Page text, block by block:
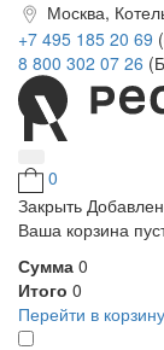
Москва,
+7 495 185 20 69
8 800 302 07 26
0
Закрыть
Ваша корзина
Сумма 0
Итого 0
Перейти в корзину